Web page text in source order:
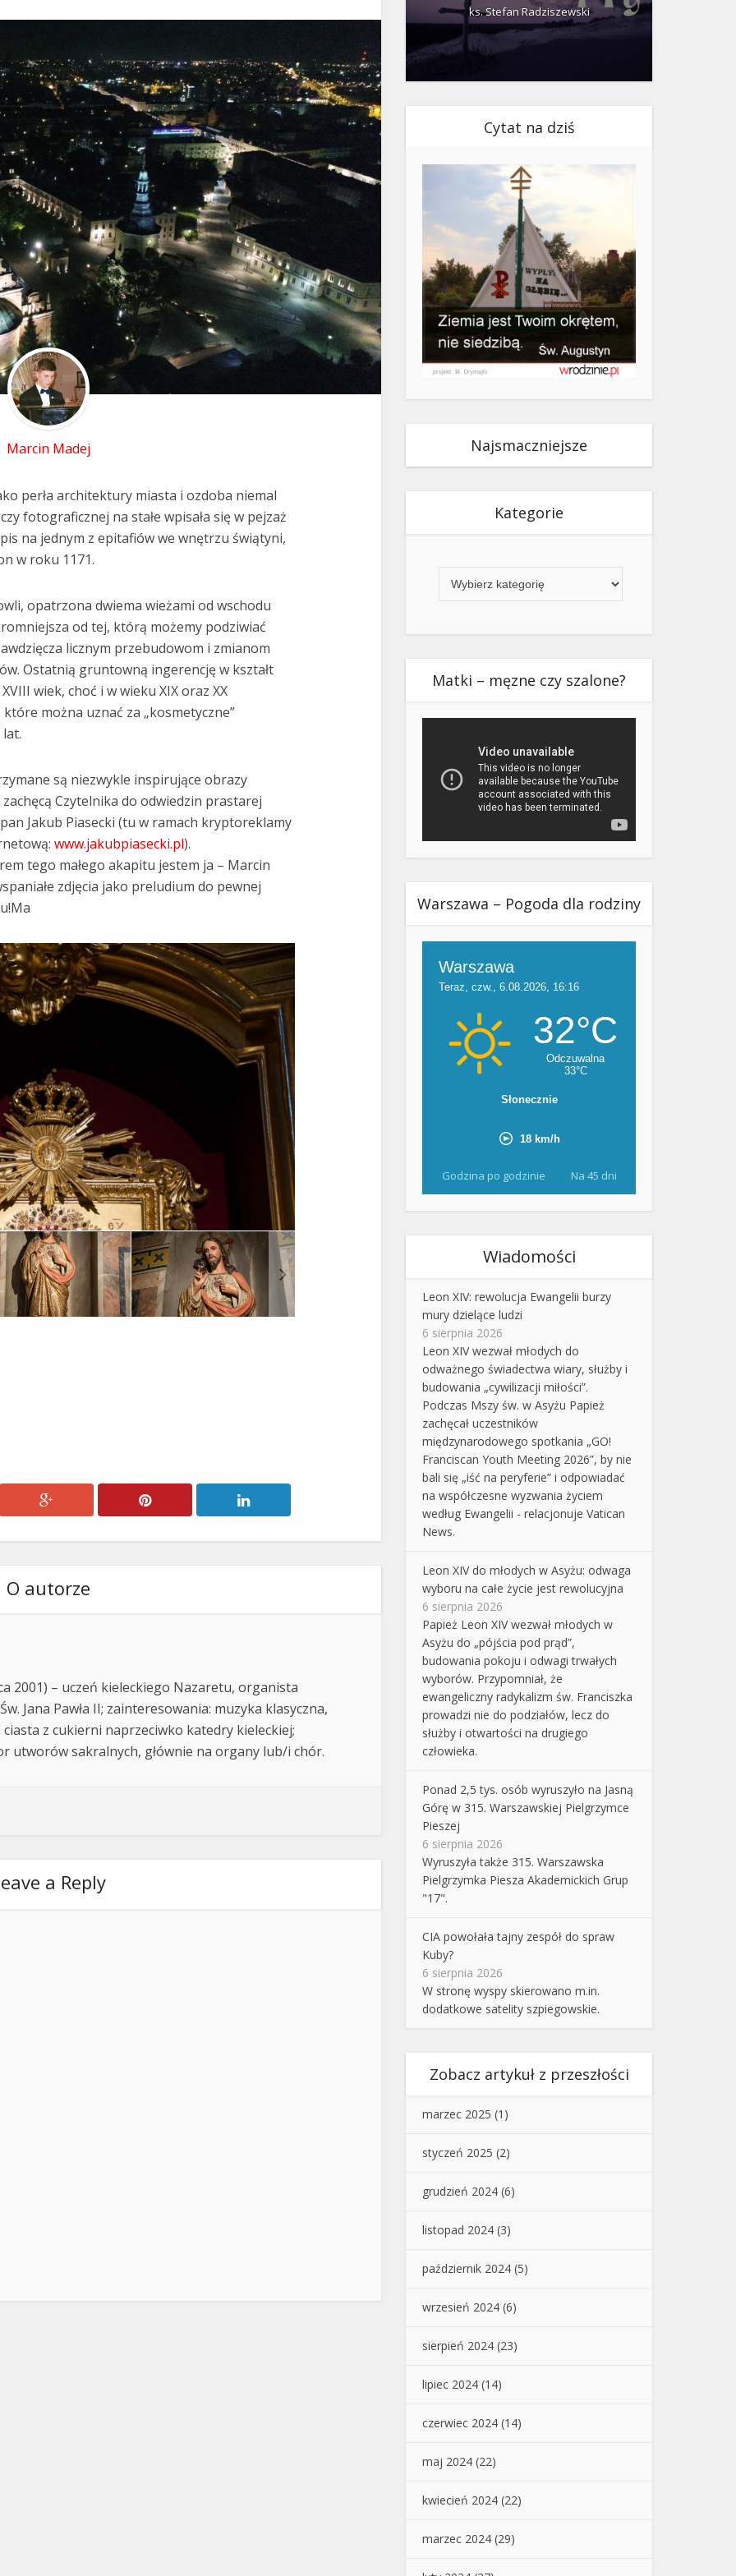
Marcin Madej
perła architektury miasta i ozdoba niemal
fotograficznej na stałe wpisała się w pejzaż
na jednym z epitafiów we wnętrzu świątyni,
w roku 1171.
opatrzona dwiema wieżami od wschodu
od tej, którą możemy podziwiać
licznym przebudowom i zmianom
Ostatnią gruntowną ingerencję w kształt
wiek, choć i w wieku XIX oraz XX
można uznać za „kosmetyczne”
są niezwykle inspirujące obrazy
Czytelnika do odwiedzin prastarej
Jakub Piasecki (tu w ramach kryptoreklamy
www.jakubpiasecki.pl).
tego małego akapitu jestem ja – Marcin
zdjęcia jako preludium do pewnej
O autorze
2001) – uczeń kieleckiego Nazaretu, organista
Jana Pawła II; zainteresowania: muzyka klasyczna,
z cukierni naprzeciwko katedry kieleckiej;
utworów sakralnych, głównie na organy lub/i chór.
a Reply
ks. Stefan Radziszewski
Cytat na dziś
Najsmaczniejsze
Kategorie
Matki – męzne czy szalone?
Warszawa – Pogoda dla rodziny
Godzina po godzinie Na 45 dni
Wiadomości
Leon XIV: rewolucja Ewangelii burzy
mury dzielące ludzi
6 sierpnia 2026
Leon XIV wezwał młodych do
odważnego świadectwa wiary, służby i
budowania „cywilizacji miłości”.
Podczas Mszy św. w Asyżu Papież
zachęcał uczestników
międzynarodowego spotkania „GO!
Franciscan Youth Meeting 2026”, by nie
bali się „iść na peryferie” i odpowiadać
na współczesne wyzwania życiem
według Ewangelii - relacjonuje Vatican
News.
Leon XIV do młodych w Asyżu: odwaga
wyboru na całe życie jest rewolucyjna
6 sierpnia 2026
Papież Leon XIV wezwał młodych w
Asyżu do „pójścia pod prąd”,
budowania pokoju i odwagi trwałych
wyborów. Przypomniał, że
ewangeliczny radykalizm św. Franciszka
prowadzi nie do podziałów, lecz do
służby i otwartości na drugiego
człowieka.
Ponad 2,5 tys. osób wyruszyło na Jasną
Górę w 315. Warszawskiej Pielgrzymce
Pieszej
6 sierpnia 2026
Wyruszyła także 315. Warszawska
Pielgrzymka Piesza Akademickich Grup
"17".
CIA powołała tajny zespół do spraw
Kuby?
6 sierpnia 2026
W stronę wyspy skierowano m.in.
dodatkowe satelity szpiegowskie.
Zobacz artykuł z przeszłości
marzec 2025 (1)
styczeń 2025 (2)
grudzień 2024 (6)
listopad 2024 (3)
październik 2024 (5)
wrzesień 2024 (6)
sierpień 2024 (23)
lipiec 2024 (14)
czerwiec 2024 (14)
maj 2024 (22)
kwiecień 2024 (22)
marzec 2024 (29)